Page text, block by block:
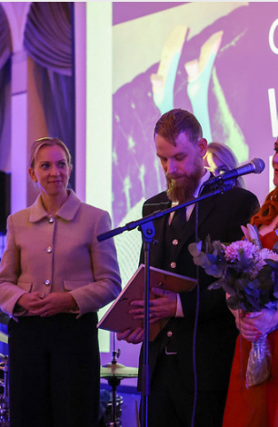
Rock campin Markus Kisonen ja Satu